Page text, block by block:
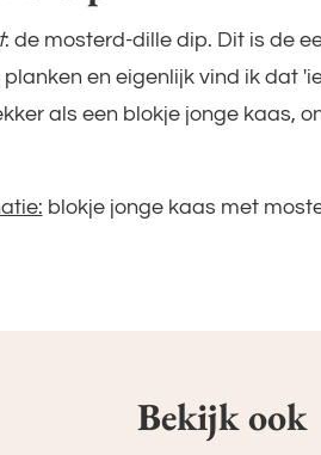
: de mosterd-dille dip. Dit is de
en eigenlijk vind ik dat
als een blokje jonge kaas,
blokje jonge kaas met
Bekijk ook